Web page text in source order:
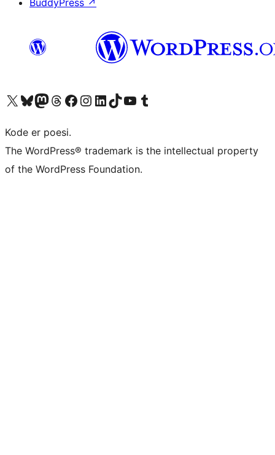
BuddyPress ↗
Besøg vores X (tidligere Twitter) konto
Besøg vores Bluesky-konto
Besøg vores Mastodon konto
Besøg vores Threads-konto
Besøg vores Facebook sideBesøg vores Instagram konto
Besøg vores LinkedIn konto
Besøg vores TikTok-konto
Besøg vores YouTube-kanalBesøg vores Tumblr-konto
Kode er poesi.
The WordPress® trademark is the intellectual property
of the WordPress Foundation.